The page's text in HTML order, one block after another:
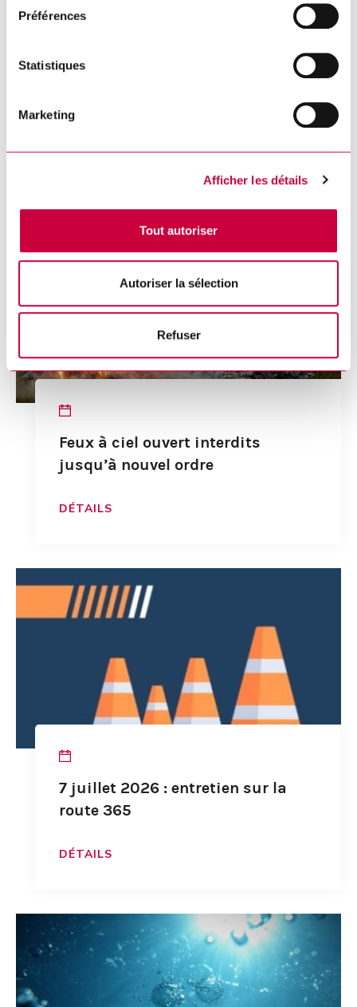
Préférences
Statistiques
Marketing
Afficher les détails
Tout autoriser
Autoriser la sélection
Refuser
Lendemain de conseil : séance du
6 juillet 2026
Feux à ciel ouvert interdits
jusqu’à nouvel ordre
DÉTAILS
7 juillet 2026 : entretien sur la
route 365
DÉTAILS